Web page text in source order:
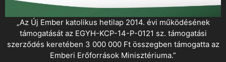
„Az Új Ember katolikus hetilap 2014. évi működésének
támogatását az EGYH-KCP-14-P-0121 sz. támogatási
szerződés keretében 3 000 000 Ft összegben támogatta az
Emberi Erőforrások Minisztériuma.”